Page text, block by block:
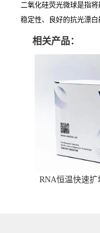
二氧化硅荧光微球是指
稳定性、良好的抗光漂白
相关产品：
RNA恒温快速